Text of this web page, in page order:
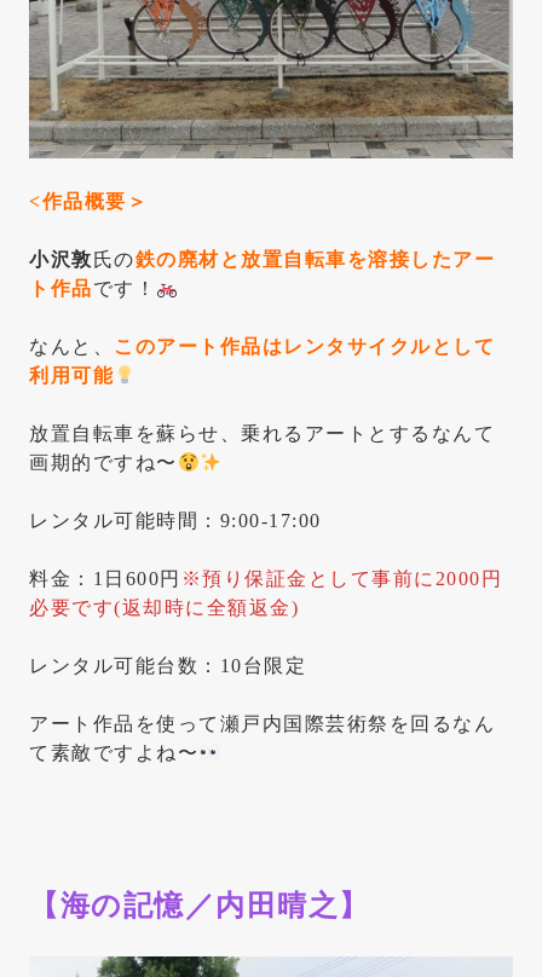
<作品概要＞
小沢敦 氏の鉄の廃材と放置自転車を溶接したアー
ト作品です！
なんと、 このアート作品はレンタサイクルとして
利用可能
放置自転車を蘇らせ、乗れるアートとするなんて
画期的ですね〜
レンタル可能時間：9:00-17:00
料金：1日600円 ※預り保証金として事前に2000円
必要です(返却時に全額返金)
レンタル可能台数：10台限定
アート作品を使って瀬戸内国際芸術祭を回るなん
て素敵ですよね〜
【海の記憶／内田晴之】